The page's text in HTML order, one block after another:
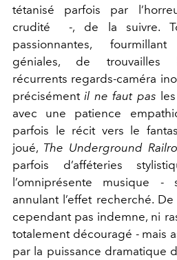
tétanisé parfois par
crudité -, de la suivre.
passionnantes,
géniales, de trouvailles
récurrents regards-caméra
précisémentil ne faut pas
avec une patience
parfois le récit vers le
joué, The Underground
parfois d’afféteries
l’omniprésente musique
annulant l’effet recherché.
cependant pas indemne, ni
totalement découragé - mais
par la puissance dramatique